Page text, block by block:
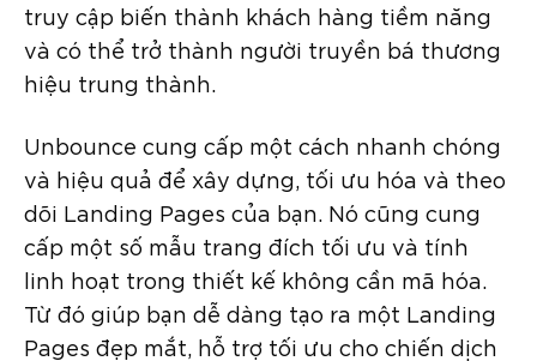
truy cập biến thành khách hàng tiềm năng
và có thể trở thành người truyền bá thương
hiệu trung thành.
Unbounce cung cấp một cách nhanh chóng
và hiệu quả để xây dựng, tối ưu hóa và theo
dõi Landing Pages của bạn. Nó cũng cung
cấp một số mẫu trang đích tối ưu và tính
linh hoạt trong thiết kế không cần mã hóa.
Từ đó giúp bạn dễ dàng tạo ra một Landing
Pages đẹp mắt, hỗ trợ tối ưu cho chiến dịch